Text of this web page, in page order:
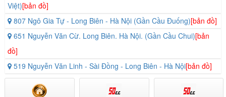
Việt)[bản đồ]
807 Ngô Gia Tự - Long Biên - Hà Nội (Gần Cầu Đuống)[bản đồ]
651 Nguyễn Văn Cừ. Long Biên. Hà Nội. (Gần Cầu Chui)[bản
đồ]
519 Nguyễn Văn Linh - Sài Đồng - Long Biên - Hà Nội[bản đồ]